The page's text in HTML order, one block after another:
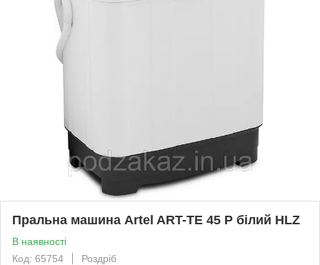
Пральна машина Artel ART-TE 45 P білий HLZ
В наявності
Код: 65754
Роздріб